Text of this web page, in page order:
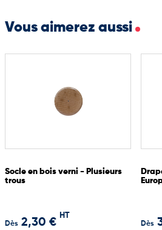
Vous aimerez aussi
Socle en bois verni - Plusieurs
trous
Dès 2,30 €
HT
Dès